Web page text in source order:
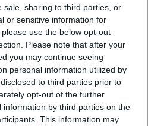
sale, sharing to third parties, or
or sensitive information for
use the below opt-out
Please note that after your
you may continue seeing
personal information utilized by
to third parties prior to
opt-out of the further
by third parties on the
This information may
ISKOLÁJÁBAN
Értéktár kincseit mutatta be
elnöke nem is tudott róla.
SZERINT A
FELÜLRŐL IRÁNYÍTOTT